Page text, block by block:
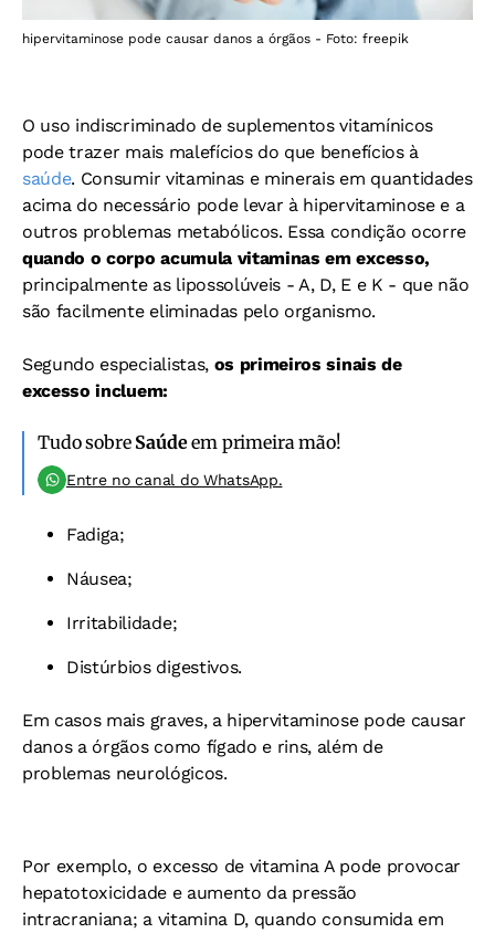
hipervitaminose pode causar danos a órgãos - Foto: freepik
O uso indiscriminado de suplementos vitamínicos
pode trazer mais malefícios do que benefícios à
saúde. Consumir vitaminas e minerais em quantidades
acima do necessário pode levar à hipervitaminose e a
outros problemas metabólicos. Essa condição ocorre
quando o corpo acumula vitaminas em excesso,
principalmente as lipossolúveis - A, D, E e K - que não
são facilmente eliminadas pelo organismo.
Segundo especialistas, os primeiros sinais de
excesso incluem:
Tudo sobre Saúdeem primeira mão!
Entre no canal do WhatsApp.
Fadiga;
Náusea;
Irritabilidade;
Distúrbios digestivos.
Em casos mais graves, a hipervitaminose pode causar
danos a órgãos como fígado e rins, além de
problemas neurológicos.
Por exemplo, o excesso de vitamina A pode provocar
hepatotoxicidade e aumento da pressão
intracraniana; a vitamina D, quando consumida em